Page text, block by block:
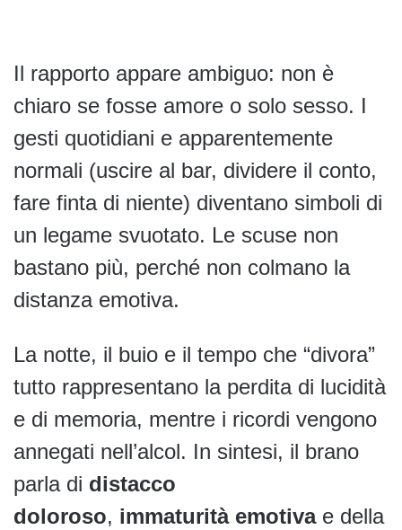
Il rapporto appare ambiguo: non è
chiaro se fosse amore o solo sesso. I
gesti quotidiani e apparentemente
normali (uscire al bar, dividere il conto,
fare finta di niente) diventano simboli di
un legame svuotato. Le scuse non
bastano più, perché non colmano la
distanza emotiva.
La notte, il buio e il tempo che “divora”
tutto rappresentano la perdita di lucidità
e di memoria, mentre i ricordi vengono
annegati nell’alcol. In sintesi, il brano
parla di distacco
doloroso, immaturità emotivae della